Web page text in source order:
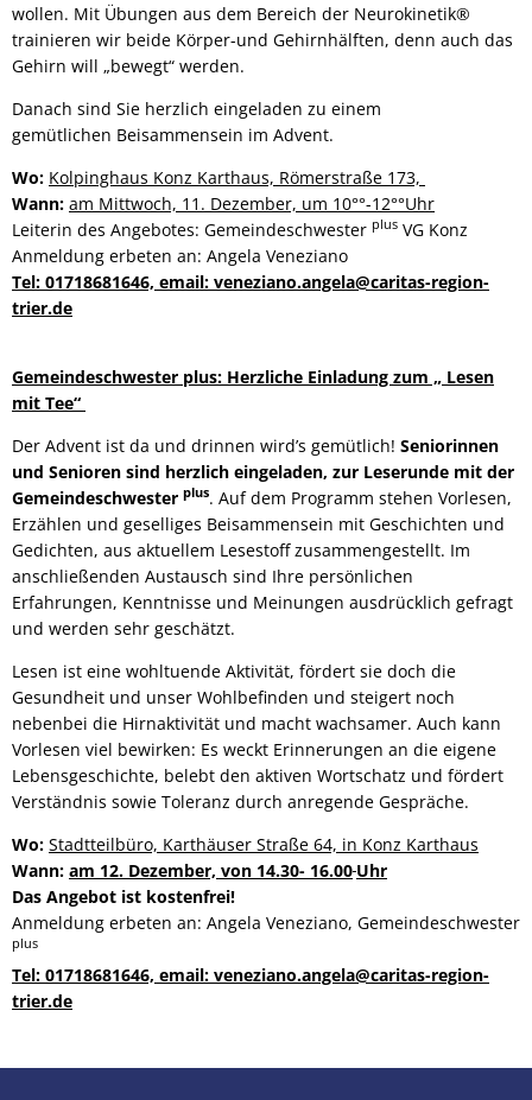
wollen. Mit Übungen aus dem Bereich der Neurokinetik®
trainieren wir beide Körper-und Gehirnhälften, denn auch das
Gehirn will „bewegt“ werden.
Danach sind Sie herzlich eingeladen zu einem
gemütlichen Beisammensein im Advent.
Wo: Kolpinghaus Konz Karthaus, Römerstraße 173,
Wann: am Mittwoch, 11. Dezember, um 10°°-12°°Uhr
Leiterin des Angebotes: Gemeindeschwester plus VG Konz
Anmeldung erbeten an: Angela Veneziano
Tel: 01718681646, email: veneziano.angela@caritas-region-
trier.de
Gemeindeschwester plus: Herzliche Einladung zum „ Lesen
mit Tee“
Der Advent ist da und drinnen wird’s gemütlich! Seniorinnen
und Senioren sind herzlich eingeladen, zur Leserunde mit der
Gemeindeschwester plus. Auf dem Programm stehen Vorlesen,
Erzählen und geselliges Beisammensein mit Geschichten und
Gedichten, aus aktuellem Lesestoff zusammengestellt. Im
anschließenden Austausch sind Ihre persönlichen
Erfahrungen, Kenntnisse und Meinungen ausdrücklich gefragt
und werden sehr geschätzt.
Lesen ist eine wohltuende Aktivität, fördert sie doch die
Gesundheit und unser Wohlbefinden und steigert noch
nebenbei die Hirnaktivität und macht wachsamer. Auch kann
Vorlesen viel bewirken: Es weckt Erinnerungen an die eigene
Lebensgeschichte, belebt den aktiven Wortschatz und fördert
Verständnis sowie Toleranz durch anregende Gespräche.
Wo: Stadtteilbüro, Karthäuser Straße 64, in Konz Karthaus
Wann: am 12. Dezember, von 14.30- 16.00 Uhr
Das Angebot ist kostenfrei!
Anmeldung erbeten an: Angela Veneziano, Gemeindeschwester
plus
Tel: 01718681646, email: veneziano.angela@caritas-region-
trier.de